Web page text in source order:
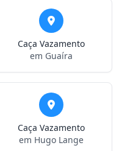
Caça Vazamento
em Guaíra
Caça Vazamento
em Hugo Lange